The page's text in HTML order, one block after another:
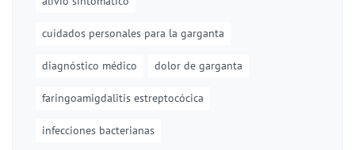
cuidados personales para la garganta
diagnóstico médico dolor de garganta
faringoamigdalitis estreptocócica
infecciones bacterianas